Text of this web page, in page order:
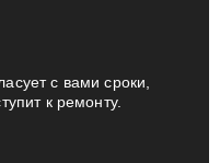
с вами сроки,
к ремонту.